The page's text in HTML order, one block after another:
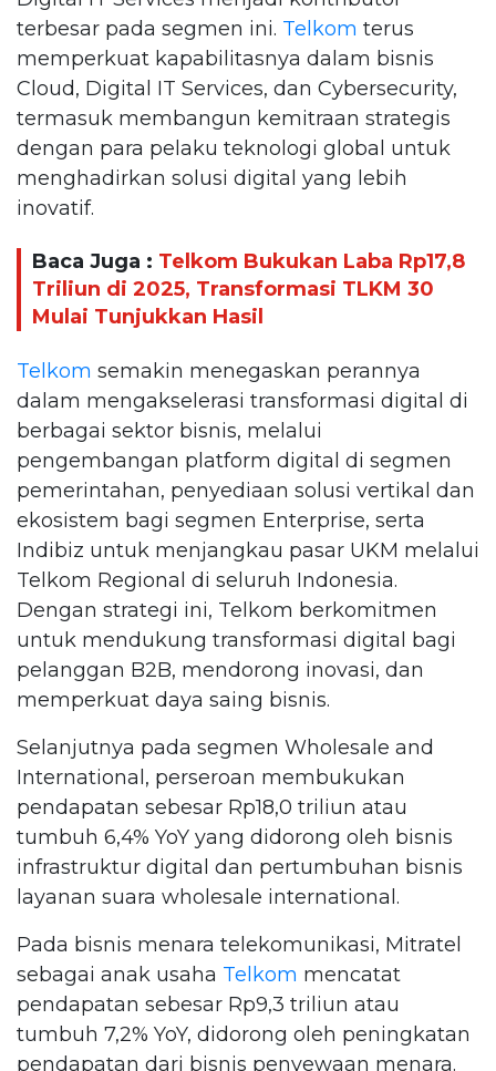
terbesar pada segmen ini. Telkom terus
memperkuat kapabilitasnya dalam bisnis
Cloud, Digital IT Services, dan Cybersecurity,
termasuk membangun kemitraan strategis
dengan para pelaku teknologi global untuk
menghadirkan solusi digital yang lebih
inovatif.
Baca Juga : Telkom Bukukan Laba Rp17,8
Triliun di 2025, Transformasi TLKM 30
Mulai Tunjukkan Hasil
Telkom semakin menegaskan perannya
dalam mengakselerasi transformasi digital di
berbagai sektor bisnis, melalui
pengembangan platform digital di segmen
pemerintahan, penyediaan solusi vertikal dan
ekosistem bagi segmen Enterprise, serta
Indibiz untuk menjangkau pasar UKM melalui
Telkom Regional di seluruh Indonesia.
Dengan strategi ini, Telkom berkomitmen
untuk mendukung transformasi digital bagi
pelanggan B2B, mendorong inovasi, dan
memperkuat daya saing bisnis.
Selanjutnya pada segmen Wholesale and
International, perseroan membukukan
pendapatan sebesar Rp18,0 triliun atau
tumbuh 6,4% YoY yang didorong oleh bisnis
infrastruktur digital dan pertumbuhan bisnis
layanan suara wholesale international.
Pada bisnis menara telekomunikasi, Mitratel
sebagai anak usaha Telkom mencatat
pendapatan sebesar Rp9,3 triliun atau
tumbuh 7,2% YoY, didorong oleh peningkatan
pendapatan dari bisnis penyewaan menara.